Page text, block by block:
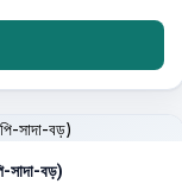
সাদা-বড়)